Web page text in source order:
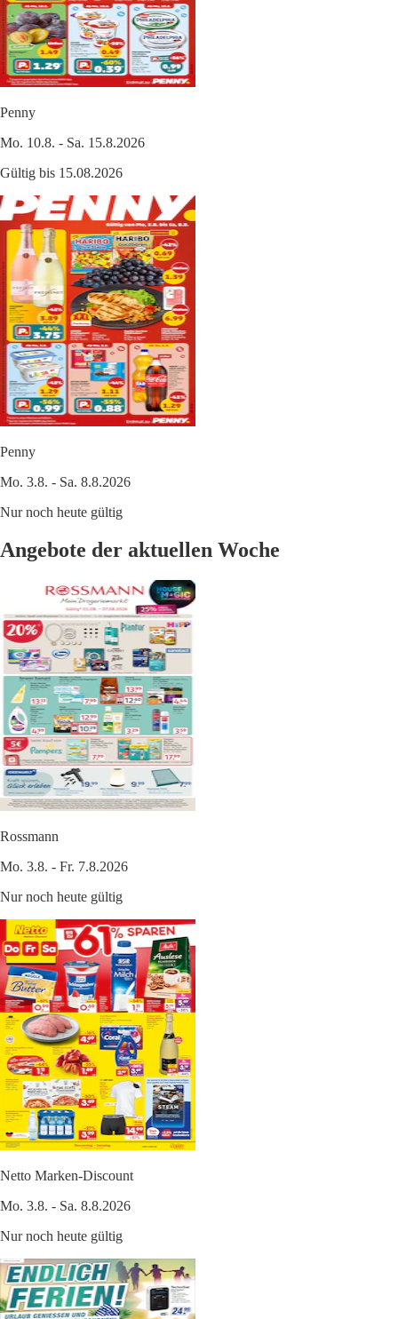
Penny
Mo. 10.8. - Sa. 15.8.2026
Gültig bis 15.08.2026
Penny
Mo. 3.8. - Sa. 8.8.2026
Nur noch heute gültig
Angebote der aktuellen Woche
Rossmann
Mo. 3.8. - Fr. 7.8.2026
Nur noch heute gültig
Netto Marken-Discount
Mo. 3.8. - Sa. 8.8.2026
Nur noch heute gültig